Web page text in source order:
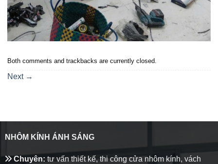
Both comments and trackbacks are currently closed.
Next →
NHÔM KÍNH ÁNH SÁNG
Chuyên: tư vấn thiết kế, thi công cửa nhôm kính, vách